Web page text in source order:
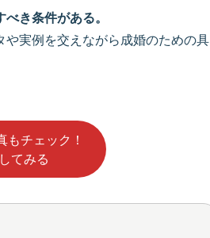
き条件がある。
実例を交えながら成婚のための具
もチェック！
てみる